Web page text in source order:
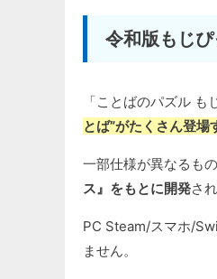
令和版もじ
「ことばのパズル も
とば”がたくさん登場
一部仕様が異なるも
ス』をもとに開発さ
PC Steam/スマホ/
ません。